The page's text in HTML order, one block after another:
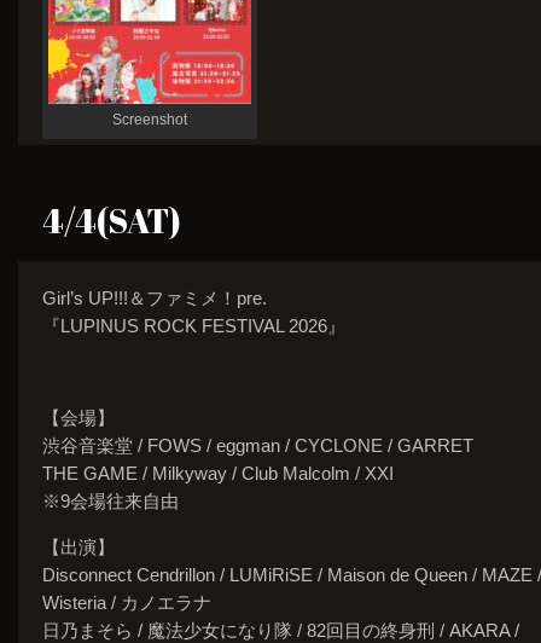
Screenshot
4/4(SAT)
Girl’s UP!!!＆ファミメ！pre.
『LUPINUS ROCK FESTIVAL 2026』
【会場】
渋谷音楽堂 / FOWS / eggman / CYCLONE / GARRET
THE GAME / Milkyway / Club Malcolm / XXI
※9会場往来自由
【出演】
Disconnect Cendrillon / LUMiRiSE / Maison de Queen / MAZE /
Wisteria / カノエラナ
日乃まそら / 魔法少女になり隊 / 82回目の終身刑 / AKARA /